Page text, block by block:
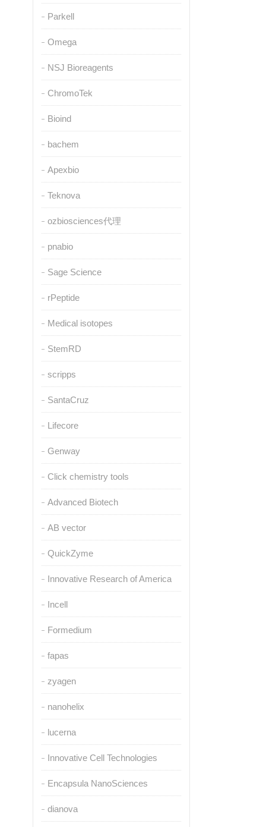
Parkell
Omega
NSJ Bioreagents
ChromoTek
Bioind
bachem
Apexbio
Teknova
ozbiosciences代理
pnabio
Sage Science
rPeptide
Medical isotopes
StemRD
scripps
SantaCruz
Lifecore
Genway
Click chemistry tools
Advanced Biotech
AB vector
QuickZyme
Innovative Research of America
Incell
Formedium
fapas
zyagen
nanohelix
lucerna
Innovative Cell Technologies
Encapsula NanoSciences
dianova